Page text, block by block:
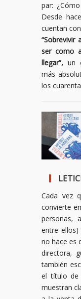
par:
Desde
cuentan
“Sobrevivir
ser como
llegar”, un
más
los
Cada vez
convierte
personas,
entre
no hace es
directora,
también
el título de
muestran